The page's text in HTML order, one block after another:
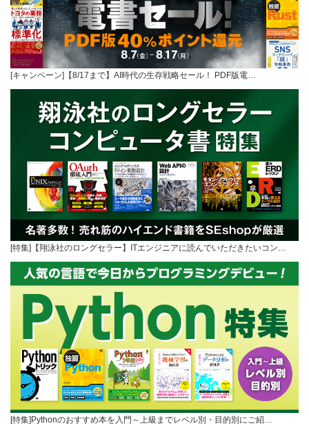
[キャンペーン]【8/17まで】AI時代の生存戦略セール！ PDF版電…
[特集]【翔泳社のロングセラー】ITエンジニアに読んでいただきたいコン…
[特集]Pythonのおすすめ本を入門～上級までレベル別・目的別にご紹…